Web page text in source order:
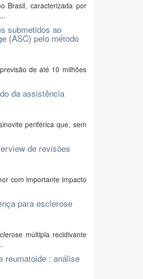
Brasil, caracterizada por
submetidos ao
(ASC) pelo método
de até 10 milhões
da assistência
periférica que, sem
de revisões
com importante impacto
para esclerose
múltipla recidivante
reumatoide : análise